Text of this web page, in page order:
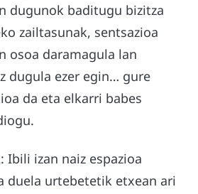
dugunok baditugu bizitza
zailtasunak, sentsazioa
osoa daramagula lan
dugula ezer egin… gure
da eta elkarri babes
Ibili izan naiz espazioa
duela urtebetetik etxean ari